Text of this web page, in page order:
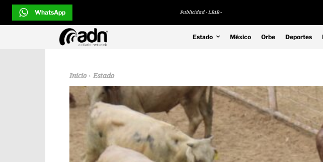
WhatsApp Publicidad - LB1B -
Estado México Orbe Deportes
Inicio Estado